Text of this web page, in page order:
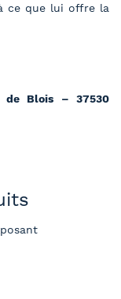
ce que lui offre la
de Blois – 37530